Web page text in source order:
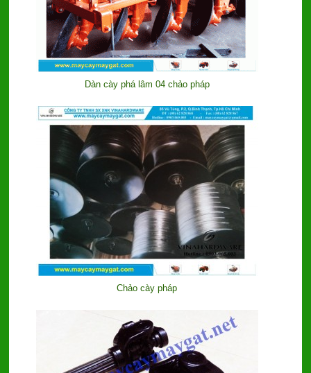
Dàn cày phá lâm 04 chảo pháp
Chảo cày pháp